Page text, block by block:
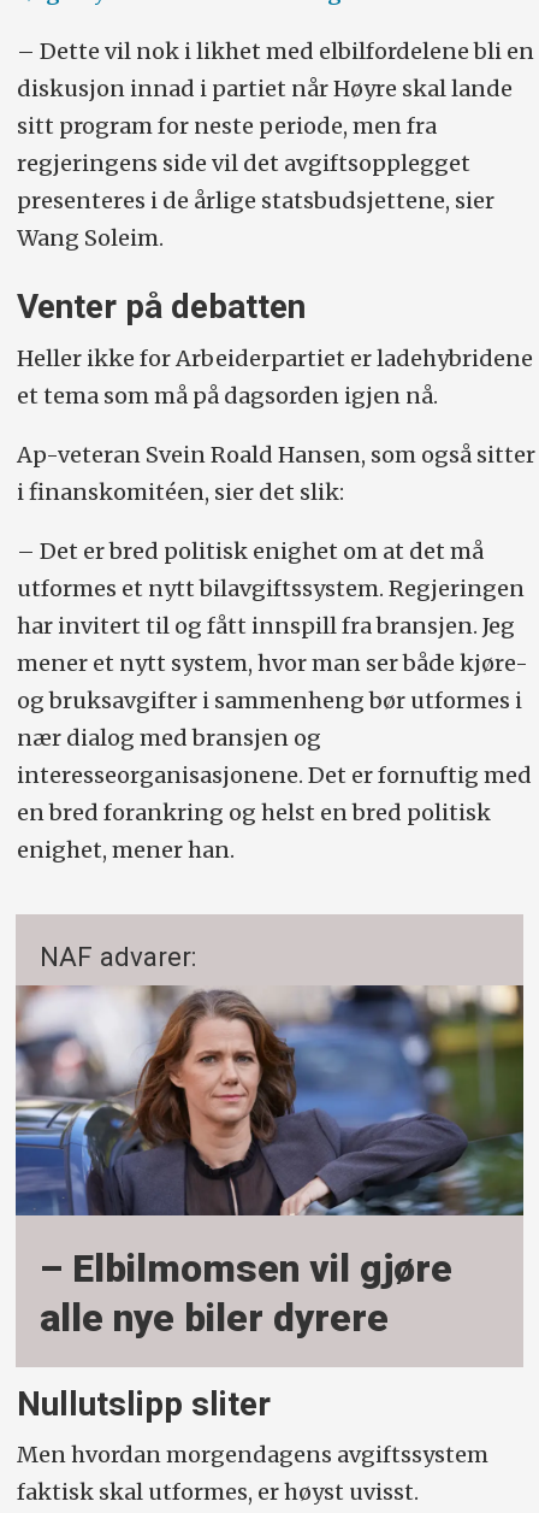
– Dette vil nok i likhet med elbilfordelene bli en
diskusjon innad i partiet når Høyre skal lande
sitt program for neste periode, men fra
regjeringens side vil det avgiftsopplegget
presenteres i de årlige statsbudsjettene, sier
Wang Soleim.
Venter på debatten
Heller ikke for Arbeiderpartiet er ladehybridene
et tema som må på dagsorden igjen nå.
Ap-veteran Svein Roald Hansen, som også sitter
i finanskomitéen, sier det slik:
– Det er bred politisk enighet om at det må
utformes et nytt bilavgiftssystem. Regjeringen
har invitert til og fått innspill fra bransjen. Jeg
mener et nytt system, hvor man ser både kjøre-
og bruksavgifter i sammenheng bør utformes i
nær dialog med bransjen og
interesseorganisasjonene. Det er fornuftig med
en bred forankring og helst en bred politisk
enighet, mener han.
NAF advarer:
– Elbilmomsen vil gjøre
alle nye biler dyrere
Nullutslipp sliter
Men hvordan morgendagens avgiftssystem
faktisk skal utformes, er høyst uvisst.